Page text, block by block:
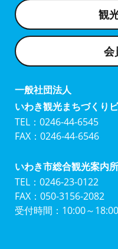
観
会
一般社団法人
いわき観光まちづくり
TEL：0246-44-6545
FAX：0246-44-6546
いわき市総合観光案内所
TEL：0246-23-0122
FAX：050-3156-2082
受付時間：10:00～18:00